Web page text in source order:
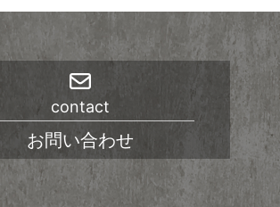
contact
お問い合わせ